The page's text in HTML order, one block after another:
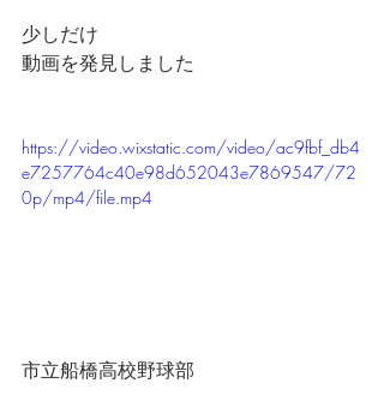
少しだけ
動画を発見しました
https://video.wixstatic.com/video/ac9fbf_db4
e7257764c40e98d652043e7869547/72
0p/mp4/file.mp4
市立船橋高校野球部